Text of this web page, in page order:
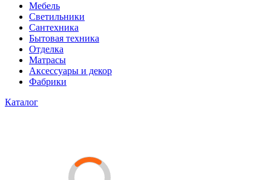
Мебель
Светильники
Сантехника
Бытовая техника
Отделка
Матрасы
Аксессуары и декор
Фабрики
Каталог